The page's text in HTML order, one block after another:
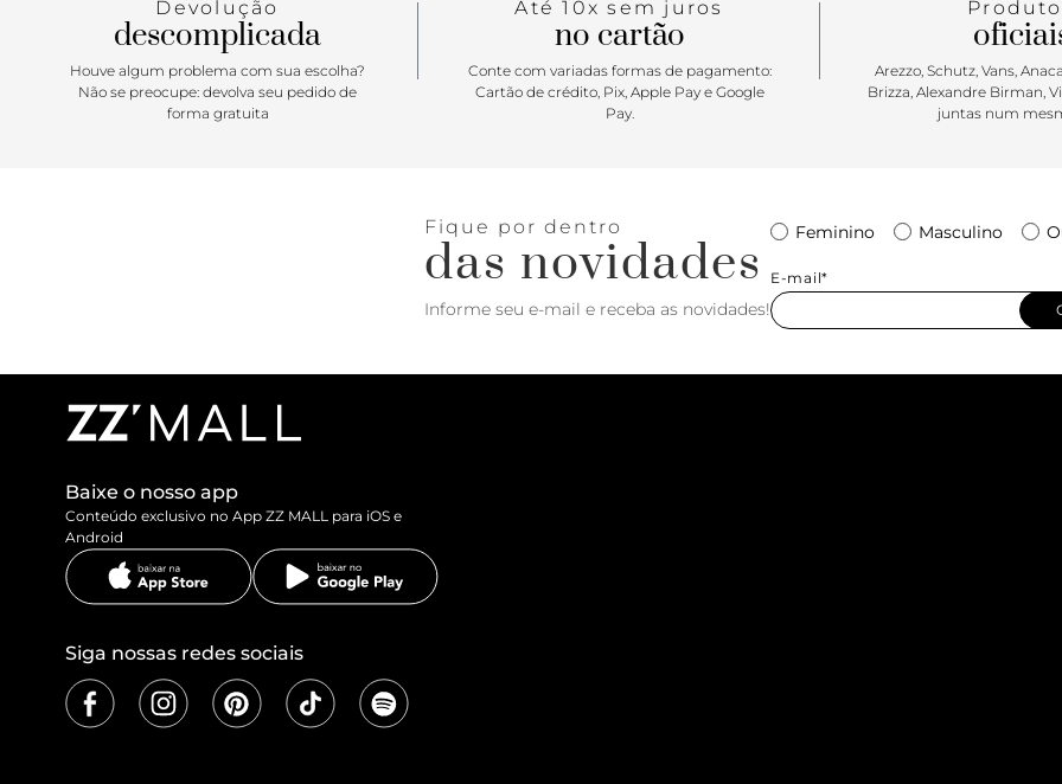
Devolução
descomplicada
Houve algum problema com sua escolha?
Não se preocupe: devolva seu pedido de
forma gratuita
Até 10x sem juros
no cartão
Conte com variadas formas de pagamento:
Cartão de crédito, Pix, Apple Pay e Google
Pay.
Arezzo, Schutz, Vans,
Brizza, Alexandre Birman,
juntas num
Fique por dentro
das novidades
Informe seu e-mail e receba as novidades!
Feminino Masculino
E-mail*
Baixe o nosso app
Conteúdo exclusivo no App ZZ MALL para iOS e
Android
Siga nossas redes sociais